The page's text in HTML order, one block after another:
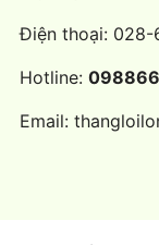
Điện thoại: 028-
Hotline:
Email: